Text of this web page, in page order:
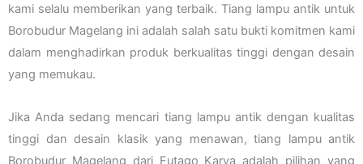
kami selalu memberikan yang terbaik. Tiang lampu antik untuk
Borobudur Magelang ini adalah salah satu bukti komitmen kami
dalam menghadirkan produk berkualitas tinggi dengan desain
yang memukau.
Jika Anda sedang mencari tiang lampu antik dengan kualitas
tinggi dan desain klasik yang menawan, tiang lampu antik
Borobudur Magelang dari Futago Karya adalah pilihan yang